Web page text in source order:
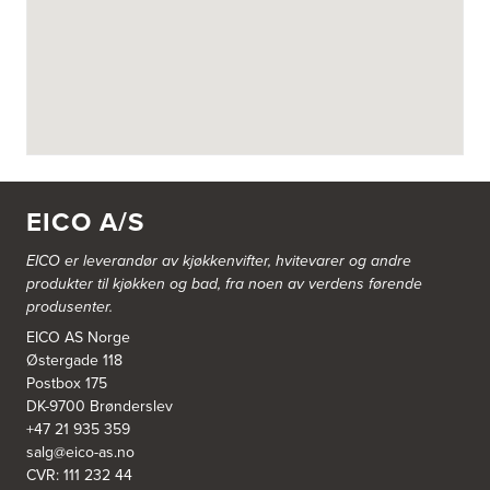
Aurland Elektriske AS
Odden 10 A
Tel.:57-633463
Bekkestua kjøkkenstudio as
Gamle Ringeriksvei 32
1357 Bekkestua
Tel.:99228877
Bergen Kjøkkensenter A/S
Hellevegen 228
5039 Bergen
Tel.:55-395060
EICO A/S
EICO er leverandør av kjøkkenvifter, hvitevarer og andre
produkter til kjøkken og bad, fra noen av verdens førende
produsenter.
EICO AS Norge
Østergade 118
Postbox 175
DK-9700 Brønderslev
+47 21 935 359
salg@eico-as.no
CVR: 111 232 44